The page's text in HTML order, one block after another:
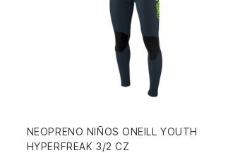
NEOPRENO NIÑOS ONEILL YOUTH
HYPERFREAK 3/2 CZ